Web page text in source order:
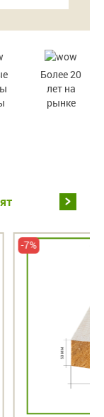
Более 20
лет на
рынке
-7%